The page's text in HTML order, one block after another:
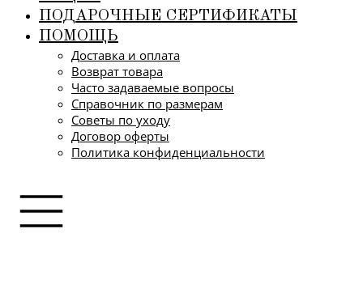
ПОДАРОЧНЫЕ СЕРТИФИКАТЫ
ПОМОЩЬ
Доставка и оплата
Возврат товара
Часто задаваемые вопросы
Справочник по размерам
Советы по уходу
Договор оферты
Политика конфиденциальности